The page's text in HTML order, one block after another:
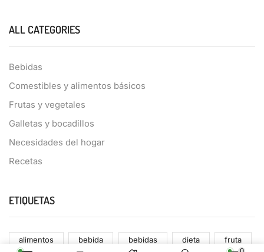
ALL CATEGORIES
Bebidas
Comestibles y alimentos básicos
Frutas y vegetales
Galletas y bocadillos
Necesidades del hogar
Recetas
ETIQUETAS
alimentos bebida bebidas dieta fruta